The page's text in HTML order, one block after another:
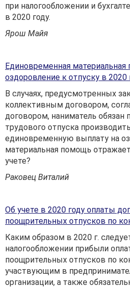
при налогообложении и
в 2020 году.
Ярош Майя
Единовременная
оздоровление к отпуску в 2020
В случаях, предусмотренных
коллективным договором,
договором, наниматель обязан
трудового отпуска
единовременную выплату на
материальная помощь
учете?
Раковец Виталий
Об учете в 2020 году оплаты
поощрительных отпусков по
Каким образом в 2020 г.
налогообложении прибыли
поощрительных отпусков по
участвующим в
организации, а также